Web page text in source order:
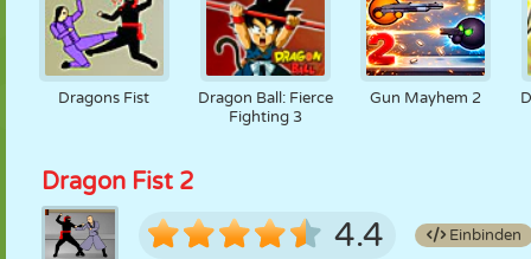
Dragons Fist
Dragon Ball: Fierce
Fighting 3
Gun Mayhem 2
Dragon Fist 2
4.4 Einbinden